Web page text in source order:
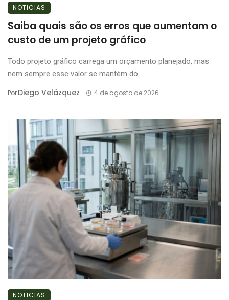
NOTICIAS
Saiba quais são os erros que aumentam o
custo de um projeto gráfico
Todo projeto gráfico carrega um orçamento planejado, mas
nem sempre esse valor se mantém do ...
PorDiego Velázquez 4 de agosto de 2026
NOTICIAS